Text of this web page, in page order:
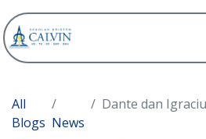
All
Blogs News
Dante dan Igracius menorehkan prestasi